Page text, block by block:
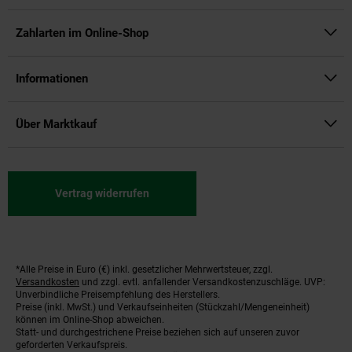
Zahlarten im Online-Shop
Informationen
Über Marktkauf
Vertrag widerrufen
Fußnoten
*Alle Preise in Euro (€) inkl. gesetzlicher Mehrwertsteuer, zzgl.
Versandkosten und zzgl. evtl. anfallender Versandkostenzuschläge. UVP:
Unverbindliche Preisempfehlung des Herstellers.
Preise (inkl. MwSt.) und Verkaufseinheiten (Stückzahl/Mengeneinheit)
können im Online-Shop abweichen.
Statt- und durchgestrichene Preise beziehen sich auf unseren zuvor
geforderten Verkaufspreis.